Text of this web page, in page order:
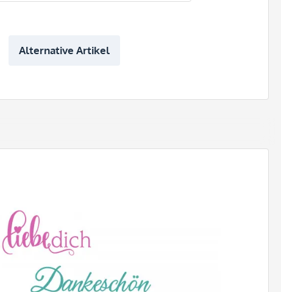
Alternative Artikel